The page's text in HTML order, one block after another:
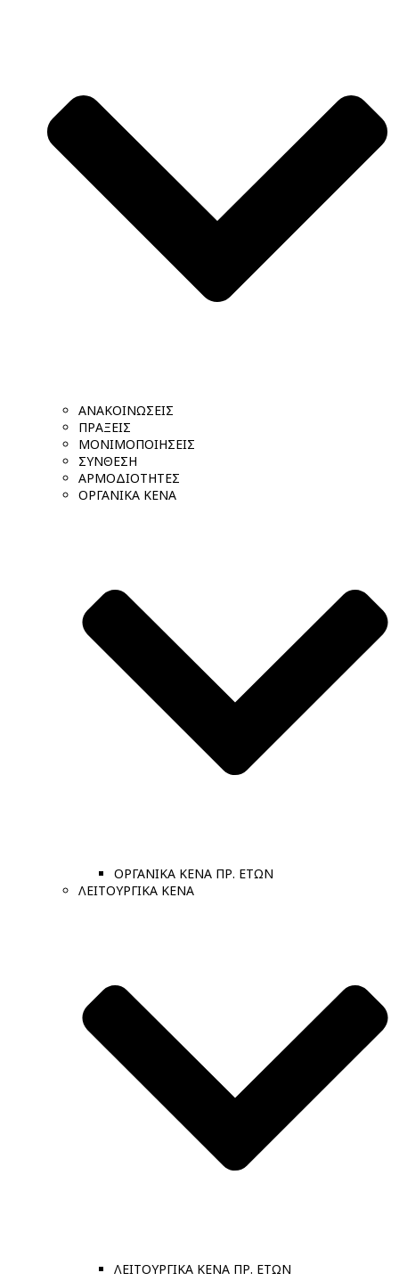
ΑΝΑΚΟΙΝΩΣΕΙΣ
ΠΡΑΞΕΙΣ
ΜΟΝΙΜΟΠΟΙΗΣΕΙΣ
ΣΥΝΘΕΣΗ
ΑΡΜΟΔΙΟΤΗΤΕΣ
ΟΡΓΑΝΙΚΑ ΚΕΝΑ
ΟΡΓΑΝΙΚΑ ΚΕΝΑ ΠΡ. ΕΤΩΝ
ΛΕΙΤΟΥΡΓΙΚΑ ΚΕΝΑ
ΛΕΙΤΟΥΡΓΙΚΑ ΚΕΝΑ ΠΡ. ΕΤΩΝ